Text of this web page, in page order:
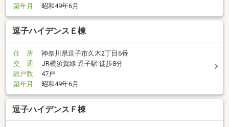
築年月
昭和49年6月
逗子ハイデンスＥ棟
住 所
神奈川県逗子市久木2丁目6番
交 通
JR横須賀線 逗子駅 徒歩8分
総戸数
47戸
築年月
昭和49年6月
逗子ハイデンスＦ棟